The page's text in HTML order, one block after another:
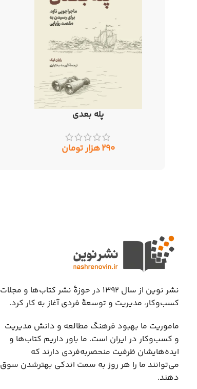
افزودن به سبد خرید
پله بعدی
۲۹۰هزار تومان
نشر نوین از سال ۱۳۹۲ در حوزهٔ نشر کتاب‌ها و مجلات
کسب‌وکار، مدیریت و توسعهٔ فردی آغاز به کار کرد.
ماموریت ما بهبود فرهنگ مطالعه و دانش مدیریت
و کسب‌وکار در ایران است. ما باور داریم کتاب‌ها و
ایده‌هایشان ظرفیت منحصربه‌فردی دارند که
می‌توانند ما را هر روز به سمت اندکی بهتر‌شدن سوق
دهند.